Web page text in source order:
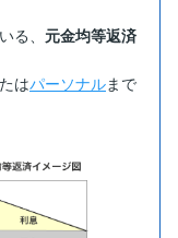
る、 元金均等返済
はパーソナルまで